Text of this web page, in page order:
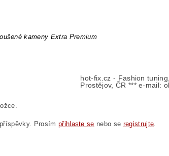
kameny Extra Premium
hot-fix.cz - Fashion
Prostějov, ČR *** e-mail:
Prosím přihlaste se nebo se registrujte.